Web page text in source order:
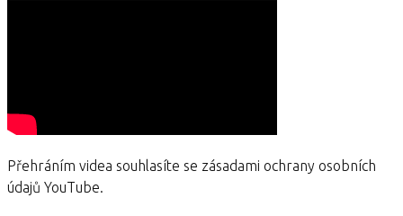
Přehráním videa souhlasíte se zásadami ochrany osobních
údajů YouTube.